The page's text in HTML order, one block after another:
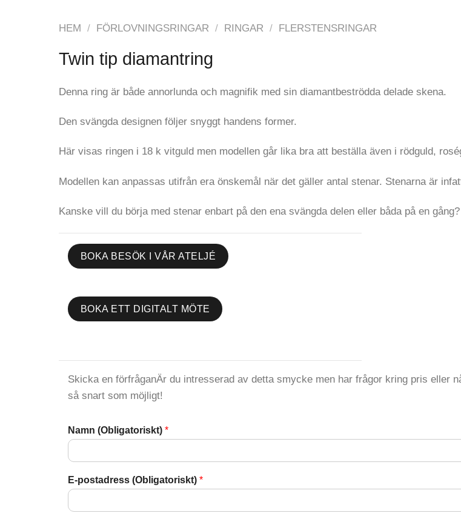
HEM / FÖRLOVNINGSRINGAR / RINGAR / FLERSTENSRINGAR
Twin tip diamantring
Denna ring är både annorlunda och magnifik med sin diamantbeströdda delade skena.
Den svängda designen följer snyggt handens former.
Här visas ringen i 18 k vitguld men modellen går lika bra att beställa även i rödguld,
Modellen kan anpassas utifrån era önskemål när det gäller antal stenar. Stenarna är
Kanske vill du börja med stenar enbart på den ena svängda delen eller båda på en gång?
BOKA BESÖK I VÅR ATELJÉ
BOKA ETT DIGITALT MÖTE
Skicka en förfråganÄr du intresserad av detta smycke men har frågor kring pris eller
så snart som möjligt!
Namn (Obligatoriskt) *
E-postadress (Obligatoriskt) *